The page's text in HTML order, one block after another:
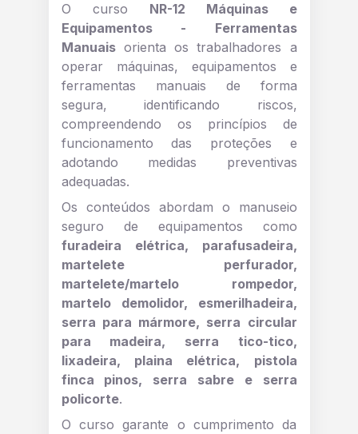
O curso NR-12 Máquinas e
Equipamentos - Ferramentas
Manuaisorienta os trabalhadores a
operar máquinas, equipamentos e
ferramentas manuais de forma
segura, identificando riscos,
compreendendo os princípios de
funcionamento das proteções e
adotando medidas preventivas
adequadas.
Os conteúdos abordam o manuseio
seguro de equipamentos como
furadeira elétrica, parafusadeira,
martelete perfurador,
martelete/martelo rompedor,
martelo demolidor, esmerilhadeira,
serra para mármore, serra circular
para madeira, serra tico-tico,
lixadeira, plaina elétrica, pistola
finca pinos, serra sabre e serra
policorte.
O curso garante o cumprimento da